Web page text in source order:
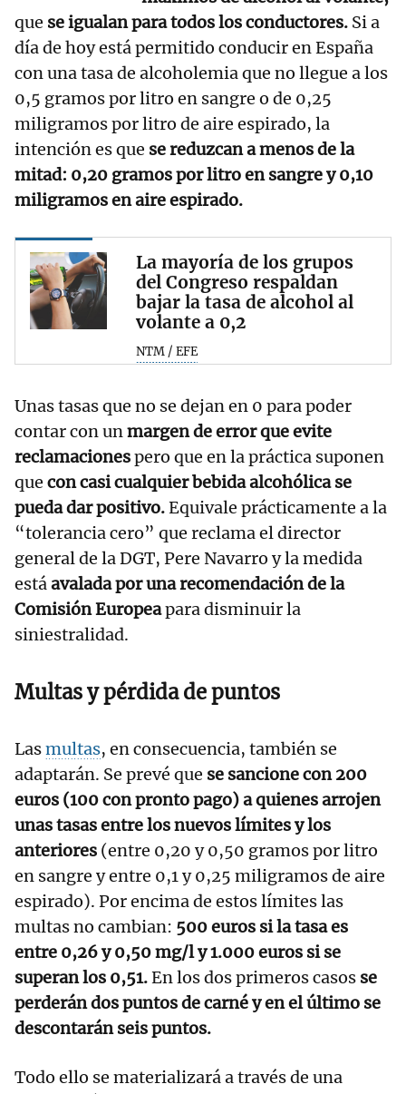
que se igualan para todos los conductores. Si a
día de hoy está permitido conducir en España
con una tasa de alcoholemia que no llegue a los
0,5 gramos por litro en sangre o de 0,25
miligramos por litro de aire espirado, la
intención es que se reduzcan a menos de la
mitad: 0,20 gramos por litro en sangre y 0,10
miligramos en aire espirado.
La mayoría de los grupos
del Congreso respaldan
bajar la tasa de alcohol al
volante a 0,2
NTM / EFE
Unas tasas que no se dejan en 0 para poder
contar con unmargen de error que evite
reclamacionespero que en la práctica suponen
que con casi cualquier bebida alcohólica se
pueda dar positivo.Equivale prácticamente a la
“tolerancia cero” que reclama el director
general de la DGT, Pere Navarro y la medida
estáavalada por una recomendación de la
Comisión Europeapara disminuir la
siniestralidad.
Multas y pérdida de puntos
Lasmultas, en consecuencia, también se
adaptarán. Se prevé que se sancione con 200
euros (100 con pronto pago) a quienes arrojen
unas tasas entre los nuevos límites y los
anteriores (entre 0,20 y 0,50 gramos por litro
en sangre y entre 0,1 y 0,25 miligramos de aire
espirado). Por encima de estos límites las
multas no cambian: 500 euros si la tasa es
entre 0,26 y 0,50 mg/l y 1.000 euros si se
superan los 0,51.En los dos primeros casos se
perderán dos puntos de carné y en el último se
descontarán seis puntos.
Todo ello se materializará a través de una